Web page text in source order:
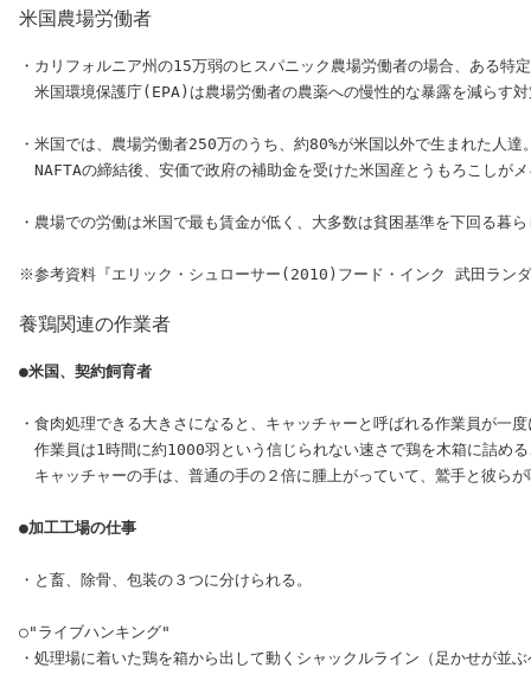
米国農場労働者
・カリフォルニア州の15万弱のヒスパニック農場労働者の場合、ある特
米国環境保護庁(EPA)は農場労働者の農薬への慢性的な暴露を減らす
・米国では、農場労働者250万のうち、約80%が米国以外で生まれた人
NAFTAの締結後、安価で政府の補助金を受けた米国産とうもろこしが
・農場での労働は米国で最も賃金が低く、大多数は貧困基準を下回る暮
養鶏関連の作業者
●米国、契約飼育者
・食肉処理できる大きさになると、キャッチャーと呼ばれる作業員が一
作業員は1時間に約1000羽という信じられない速さで鶏を木箱に詰め
キャッチャーの手は、普通の手の２倍に腫上がっていて、鷲手と彼ら
●加工工場の仕事
・と畜、除骨、包装の３つに分けられる。
○"ライブハンキング"
・処理場に着いた鶏を箱から出して動くシャックルライン（足かせが並